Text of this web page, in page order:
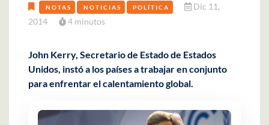
NOTAS NOTICIAS POLÍTICA
Dic 11,
2014
4 minutos
John Kerry, Secretario de Estado de Estados
Unidos, instó a los países a trabajar en conjunto
para enfrentar el calentamiento global.